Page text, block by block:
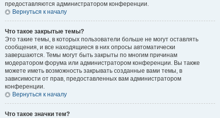
предоставляются администратором конференции.
Вернуться к началу
Что такое закрытые темы?
Это такие темы, в которых пользователи больше не могут оставлять
сообщения, и все находящиеся в них опросы автоматически
завершаются. Темы могут быть закрыты по многим причинам
модератором форума или администратором конференции. Вы также
можете иметь возможность закрывать созданные вами темы, в
зависимости от прав, предоставленных вам администратором
конференции.
Вернуться к началу
Что такое значки тем?